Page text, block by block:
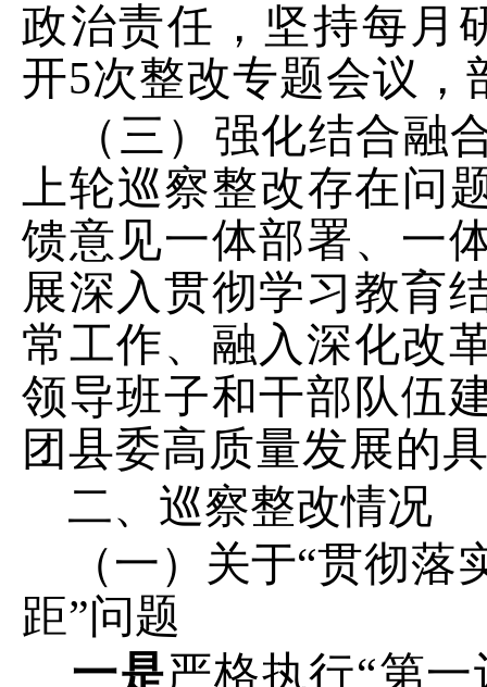
政治责任 ， 坚持每月
开5次整改专题会议，
（三）强化结合融
上轮巡察整改存在问
馈意见一体部署、一
展深入贯彻学习教育
常工作、融入深化改
领导班子和干部队伍
团县委高质量发展的
二、 巡察整改情况
（一）关于“贯彻落
距”问题
一是严格执行“第一